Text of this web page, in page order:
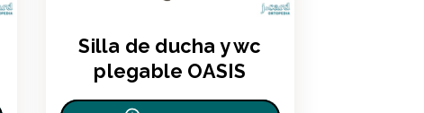
Silla de ducha y wc
plegable OASIS